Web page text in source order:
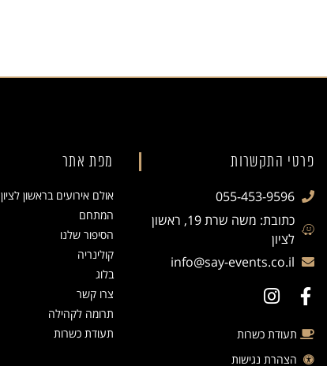
פרטי התקשרות
055-453-9596
כתובת: משה שרת 19, ראשון
לציון
info@say-events.co.il
תעודת כשרות
הצהרת נגישות
מפת אתר
אולם אירועים בראשון לציון
המתחם
הסיפור שלנו
קולינריה
בלוג
צרו קשר
תרומה לקהילה
תעודת כשרות